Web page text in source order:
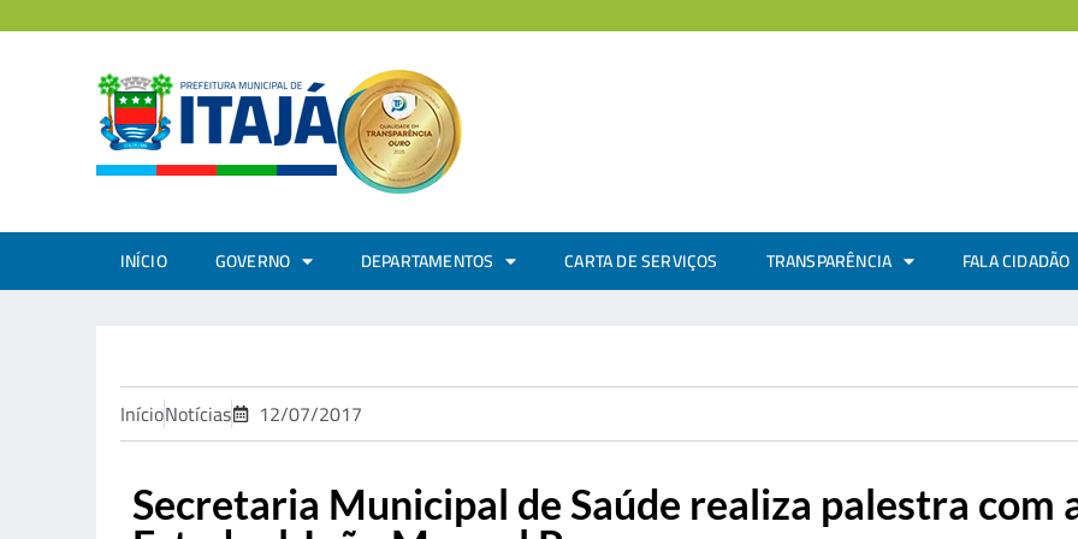
INÍCIO GOVERNO DEPARTAMENTOS CARTA DE SERVIÇOS TRANSPARÊNCIA FALA CIDADÃO
InícioNotícias 12/07/2017
Secretaria Municipal de Saúde realiza palestra com